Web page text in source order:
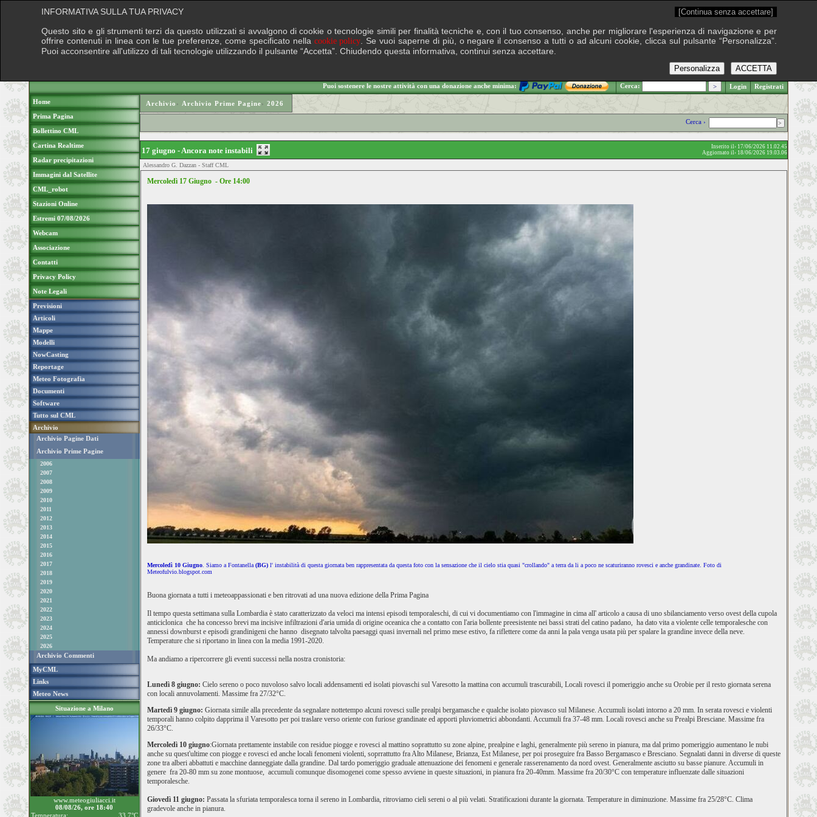
.: Sabato 8 agosto 2026
Puoi sostenere le nostre attività con una donazione anche minima: Cerca: Login Registrati
Home
Prima Pagina
Bollettino CML
Cartina Realtime
Radar precipitazioni
Immagini dal Satellite
CML_robot
Stazioni Online
Estremi 07/08/2026
Webcam
Associazione
Contatti
Privacy Policy
Note Legali
Previsioni
Articoli
Mappe
Modelli
NowCasting
Reportage
Meteo Fotografia
Documenti
Software
Tutto sul CML
Archivio
Archivio Pagine Dati
Archivio Prime Pagine
2006
2007
2008
2009
2010
2011
2012
2013
2014
2015
2016
2017
2018
2019
2020
2021
2022
2023
2024
2025
2026
Archivio Commenti
MyCML
Links
Meteo News
Situazione a Milano
www.meteogiuliacci.it
08/08/26, ore 18:40
Temperatura:
33.7°C
Archivio › Archivio Prime Pagine› 2026
Cerca ›
17 giugno - Ancora note instabili
Inserito il› 17/06/2026 11.02.45
Aggiornato il› 18/06/2026 19.03.06
Alessandro G. Dazzan - Staff CML
Mercoledì 17 Giugno - Ore 14:00
Mercoledì 10 Giugno. Siamo a Fontanella(BG) l' instabilità di questa giornata ben rappresentata da questa foto con la sensazione che il cielo stia quasi "crollando" a terra da li a poco ne scaturiranno rovesci e anche grandinate. Foto di
Meteofulvio.blogspot.com
Buona giornata a tutti i meteoappassionati e ben ritrovati ad una nuova edizione della Prima Pagina
Il tempo questa settimana sulla Lombardia è stato caratterizzato da veloci ma intensi episodi temporaleschi, di cui vi documentiamo con l'immagine in cima all' articolo a causa di uno sbilanciamento verso ovest della cupola
anticiclonica che ha concesso brevi ma incisive infiltrazioni d'aria umida di origine oceanica che a contatto con l'aria bollente preesistente nei bassi strati del catino padano, ha dato vita a violente celle temporalesche con
annessi downburst e episodi grandinigeni che hanno disegnato talvolta paesaggi quasi invernali nel primo mese estivo, fa riflettere come da anni la pala venga usata più per spalare la grandine invece della neve.
Temperature che si riportano in linea con la media 1991-2020.
Ma andiamo a ripercorrere gli eventi successi nella nostra cronistoria:
Lunedì 8 giugno: Cielo sereno o poco nuvoloso salvo locali addensamenti ed isolati piovaschi sul Varesotto la mattina con accumuli trascurabili, Locali rovesci il pomeriggio anche su Orobie per il resto giornata serena
con locali annuvolamenti. Massime fra 27/32°C.
Martedì 9 giugno: Giornata simile alla precedente da segnalare nottetempo alcuni rovesci sulle prealpi bergamasche e qualche isolato piovasco sul Milanese. Accumuli isolati intorno a 20 mm. In serata rovesci e violenti
temporali hanno colpito dapprima il Varesotto per poi traslare verso oriente con furiose grandinate ed apporti pluviometrici abbondanti. Accumuli fra 37-48 mm. Locali rovesci anche su Prealpi Bresciane. Massime fra
26/33°C.
Mercoledì 10 giugno:Giornata prettamente instabile con residue piogge e rovesci al mattino soprattutto su zone alpine, prealpine e laghi, generalmente più sereno in pianura, ma dal primo pomeriggio aumentano le nubi
anche su quest'ultime con piogge e rovesci ed anche locali fenomeni violenti, soprrattutto fra Alto Milanese, Brianza, Est Milanese, per poi proseguire fra Basso Bergamasco e Bresciano. Segnalati danni in diverse di queste
zone tra alberi abbattuti e macchine danneggiate dalla grandine. Dal tardo pomeriggio graduale attenuazione dei fenomeni e generale rasserenamento da nord ovest. Generalmente asciutto su basse pianure. Accumuli in
genere fra 20-80 mm su zone montuose, accumuli comunque disomogenei come spesso avviene in queste situazioni, in pianura fra 20-40mm. Massime fra 20/30°C con temperature influenzate dalle situazioni
temporalesche.
Giovedì 11 giugno: Passata la sfuriata temporalesca torna il sereno in Lombardia, ritroviamo cieli sereni o al più velati. Stratificazioni durante la giornata. Temperature in diminuzione. Massime fra 25/28°C. Clima
gradevole anche in pianura.
INFORMATIVA SULLA TUA PRIVACY [Continua senza accettare]
Questo sito e gli strumenti terzi da questo utilizzati si avvalgono di cookie o tecnologie simili per finalità tecniche e, con il tuo consenso, anche per migliorare l'esperienza di navigazione e per
offrire contenuti in linea con le tue preferenze, come specificato nella cookie policy . Se vuoi saperne di più, o negare il consenso a tutti o ad alcuni cookie, clicca sul pulsante “Personalizza”.
Puoi acconsentire all'utilizzo di tali tecnologie utilizzando il pulsante “Accetta”. Chiudendo questa informativa, continui senza accettare.
ACCETTA
Personalizza